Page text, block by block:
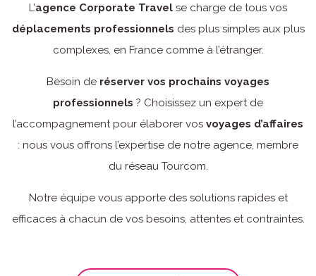
L’agence Corporate Travel se charge de tous vos
déplacements professionnels des plus simples aux plus
complexes, en France comme à l’étranger.
Besoin de réserver vos prochains voyages
professionnels ? Choisissez un expert de
l’accompagnement pour élaborer vos voyages d’affaires
: nous vous offrons l’expertise de notre agence, membre
du réseau Tourcom.
Notre équipe vous apporte des solutions rapides et
efficaces à chacun de vos besoins, attentes et contraintes.